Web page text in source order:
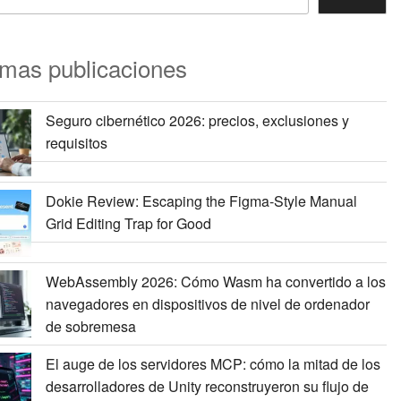
publicaciones
Seguro cibernético 2026: precios, exclusiones y
requisitos
Dokie Review: Escaping the Figma-Style Manual
Grid Editing Trap for Good
WebAssembly 2026: Cómo Wasm ha convertido a los
navegadores en dispositivos de nivel de ordenador
de sobremesa
El auge de los servidores MCP: cómo la mitad de los
desarrolladores de Unity reconstruyeron su flujo de